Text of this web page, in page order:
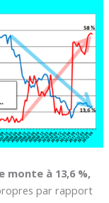
monte à 13,6 %,
par rapport